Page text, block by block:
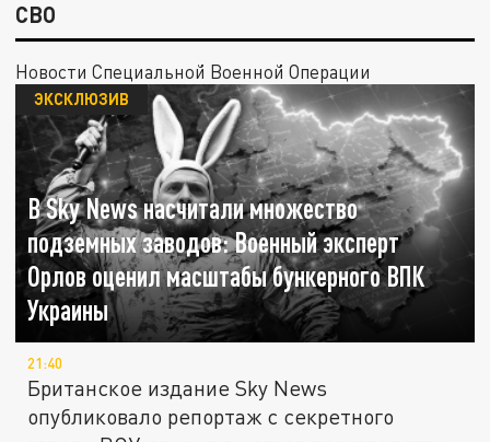
СВО
Новости Специальной Военной Операции
В Sky News насчитали множество
подземных заводов: Военный эксперт
Орлов оценил масштабы бункерного ВПК
Украины
ЭКСКЛЮЗИВ
21:40
Британское издание Sky News
опубликовало репортаж с секретного